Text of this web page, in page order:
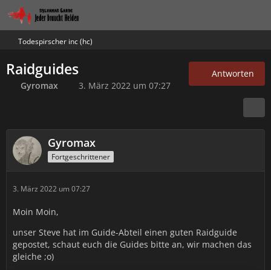
Todespirscher inc (hc)
Raidguides
Gyromax 3. März 2022 um 07:27
Antworten
Gyromax
Fortgeschrittener
3. März 2022 um 07:27
Moin Moin,
unser Steve hat im Guide-Abteil einen guten Raidguide
gepostet, schaut euch die Guides bitte an, wir machen das
gleiche ;o)